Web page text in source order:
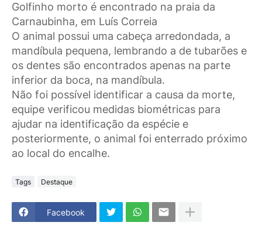
Golfinho morto é encontrado na praia da
Carnaubinha, em Luís Correia
O animal possui uma cabeça arredondada, a
mandíbula pequena, lembrando a de tubarões e
os dentes são encontrados apenas na parte
inferior da boca, na mandíbula.
Não foi possível identificar a causa da morte,
equipe verificou medidas biométricas para
ajudar na identificação da espécie e
posteriormente, o animal foi enterrado próximo
ao local do encalhe.
Tags Destaque
Facebook